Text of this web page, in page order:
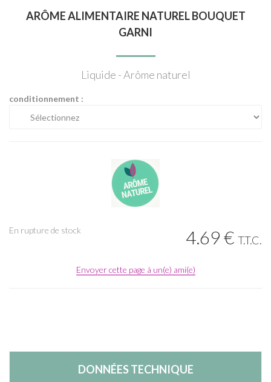
ARÔME ALIMENTAIRE NATUREL BOUQUET
GARNI
Liquide - Arôme naturel
conditionnement :
4.69€ T.T.C.
En rupture de stock
Envoyer cette page à un(e) ami(e)
DONNÉES TECHNIQUE